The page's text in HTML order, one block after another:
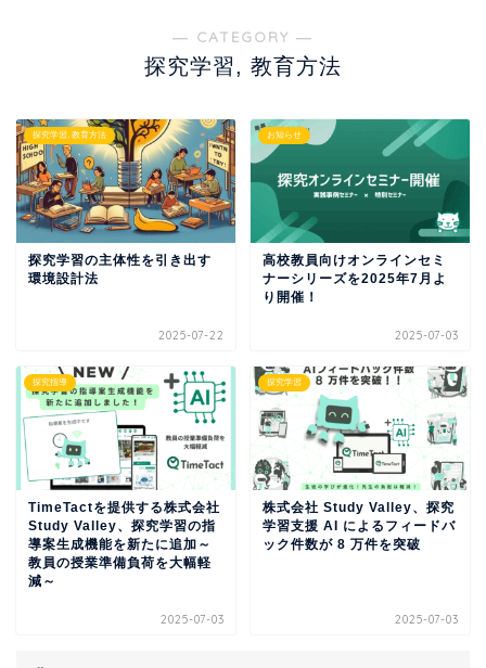
― CATEGORY ―
探究学習, 教育方法
探究学習, 教育方法
探究学習の主体性を引き出す
環境設計法
2025-07-22
お知らせ
高校教員向けオンラインセミ
ナーシリーズを2025年7月よ
り開催！
2025-07-03
探究指導
TimeTactを提供する株式会社
Study Valley、探究学習の指
導案生成機能を新たに追加～
教員の授業準備負荷を大幅軽
減～
2025-07-03
探究学習
株式会社 Study Valley、探究
学習支援 AI によるフィードバ
ック件数が 8 万件を突破
2025-07-03